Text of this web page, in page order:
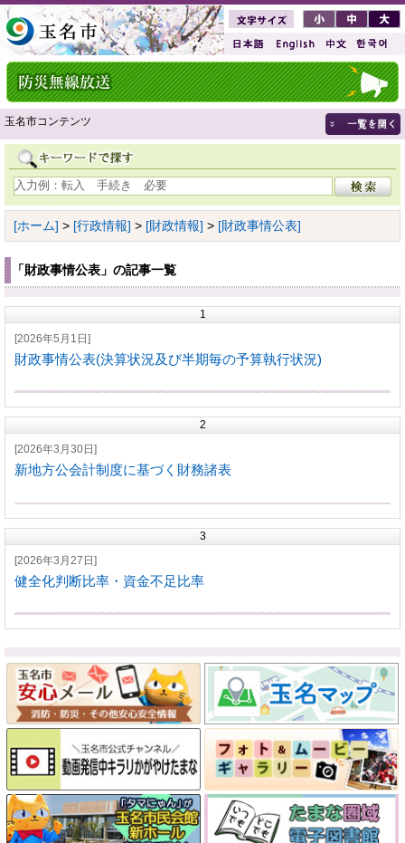
玉名市コンテンツ
[ホーム] > [行政情報] > [財政情報] > [財政事情公表]
「財政事情公表」の記事一覧
1
[2026年5月1日]
財政事情公表(決算状況及び半期毎の予算執行状況)
2
[2026年3月30日]
新地方公会計制度に基づく財務諸表
3
[2026年3月27日]
健全化判断比率・資金不足比率